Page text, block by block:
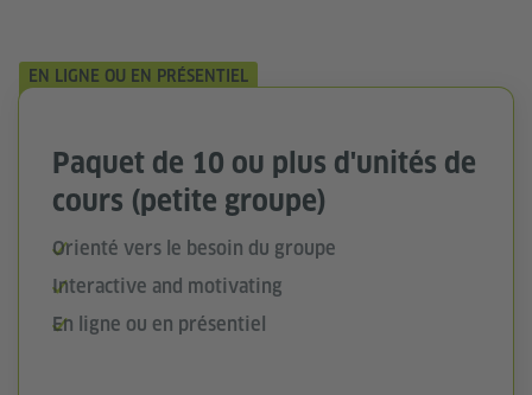
EN LIGNE OU EN PRÉSENTIEL
Paquet de 10 ou plus d'unités de
cours (petite groupe)
Orienté vers le besoin du groupe
Interactive and motivating
En ligne ou en présentiel